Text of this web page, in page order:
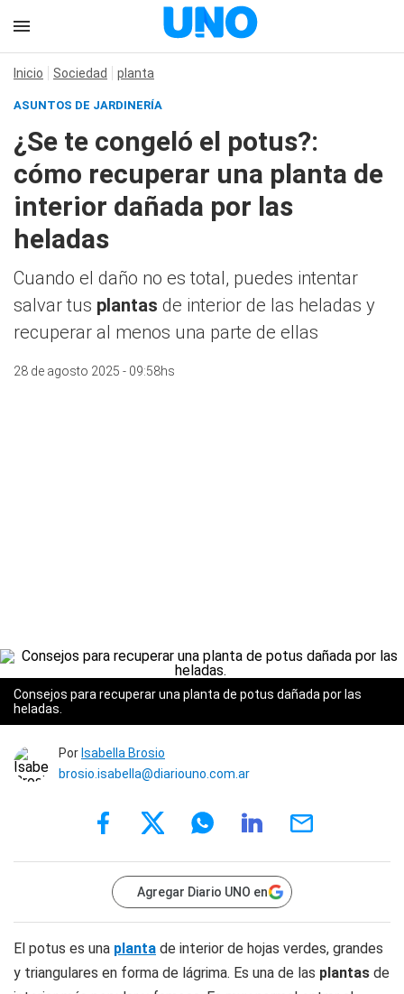
Inicio Sociedad planta
ASUNTOS DE JARDINERÍA
¿Se te congeló el potus?:
cómo recuperar una planta de
interior dañada por las
heladas
Cuando el daño no es total, puedes intentar
salvar tus plantas de interior de las heladas y
recuperar al menos una parte de ellas
28 de agosto 2025 - 09:58hs
Consejos para recuperar una planta de potus dañada por las
heladas.
Por Isabella Brosio
brosio.isabella@diariouno.com.ar
Agregar Diario UNO en
El potus es una planta de interior de hojas verdes, grandes
y triangulares en forma de lágrima. Es una de las plantas de